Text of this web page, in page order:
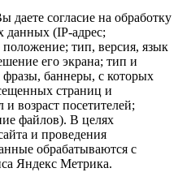
даете согласие на обработку
данных (IP-адрес;
положение; тип, версия, язык
его экрана; тип и
баннеры, с которых
страниц и
возраст посетителей;
файлов). В целях
и проведения
обрабатываются с
Яндекс Метрика.